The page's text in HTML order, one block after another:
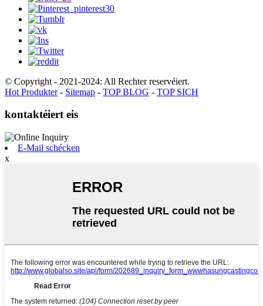
© Copyright - 2021-2024: All Rechter reservéiert.
Hot Produkter- Sitemap - TOP BLOG - TOP SICH
kontaktéiert eis
E-Mail schécken
x